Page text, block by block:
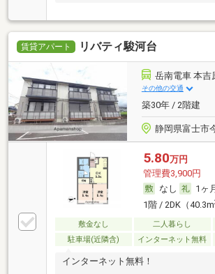
賃貸アパート リバティ駿河台
岳南電車 本吉
その他の交通
築30年 / 2階建
静岡県富士市
5.80万円
管理費3,900円
なし
1ヶ
1階 / 2DK（40.3m
敷金なし 二人暮らし
駐車場(近隣含)
インターネット無料
インターネット無料！